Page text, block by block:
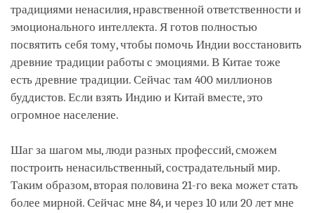
традициями ненасилия, нравственной ответственности и
эмоционального интеллекта. Я готов полностью
посвятить себя тому, чтобы помочь Индии восстановить
древние традиции работы с эмоциями. В Китае тоже
есть древние традиции. Сейчас там 400 миллионов
буддистов. Если взять Индию и Китай вместе, это
огромное население.
Шаг за шагом мы, люди разных профессий, сможем
построить ненасильственный, сострадательный мир.
Таким образом, вторая половина 21-го века может стать
более мирной. Сейчас мне 84, и через 10 или 20 лет мне